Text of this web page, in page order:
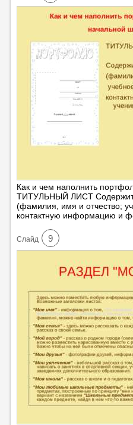
Как и чем наполнить
ТИТУЛЬНЫЙ ЛИСТ
(фамилия, имя и отчество;
контактную информацию и
Cлайд 9